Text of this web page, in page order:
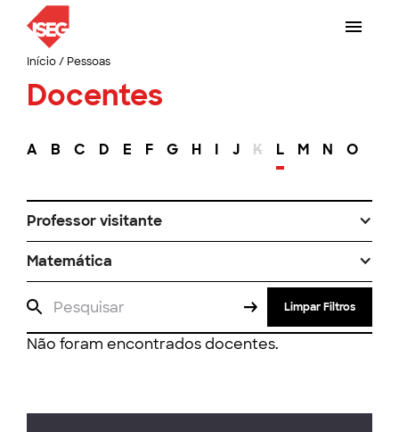
Início/ Pessoas
Docentes
A B C D E F G H I J K L M N O
Professor visitante
Matemática
Limpar Filtros
Não foram encontrados docentes.